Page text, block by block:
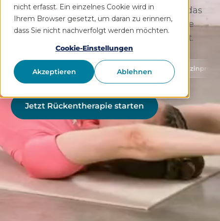
nicht erfasst. Ein einzelnes Cookie wird in
Ihrem Browser gesetzt, um daran zu erinnern,
dass Sie nicht nachverfolgt werden möchten.
Cookie-Einstellungen
Akzeptieren Ablehnen
Therapeutisches Training für zu Hause, das
sich flexibel deinem Alltag anpasst. Ohne
lange Wartezeiten, kostenfrei auf Rezept.
Schutz von Gesundheitsdaten Medizinprodukt Klasse
Jetzt Rückentherapie starten